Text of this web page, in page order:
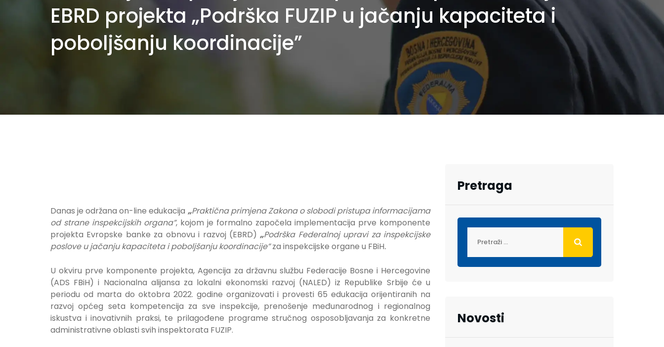
EBRD projekta „Podrška FUZIP u jačanju kapaciteta i
poboljšanju koordinacije”
Danas je održana on-line edukacija „Praktična primjena Zakona o slobodi pristupa informacijama
od strane inspekcijskih organa”, kojom je formalno započela implementacija prve komponente
projekta Evropske banke za obnovu i razvoj (EBRD)„Podrška Federalnoj upravi za inspekcijske
poslove u jačanju kapaciteta i poboljšanju koordinacije”za inspekcijske organe u FBiH.
U okviru prve komponente projekta, Agencija za državnu službu Federacije Bosne i Hercegovine
(ADS FBiH) i Nacionalna alijansa za lokalni ekonomski razvoj (NALED) iz Republike Srbije će u
periodu od marta do oktobra 2022. godine organizovati i provesti 65 edukacija orijentiranih na
razvoj općeg seta kompetencija za sve inspekcije, prenošenje međunarodnog i regionalnog
iskustva i inovativnih praksi, te ​​prilagođene programe stručnog osposobljavanja za konkretne
administrativne oblasti svih inspektorata FUZIP.
Pretraga
Novosti